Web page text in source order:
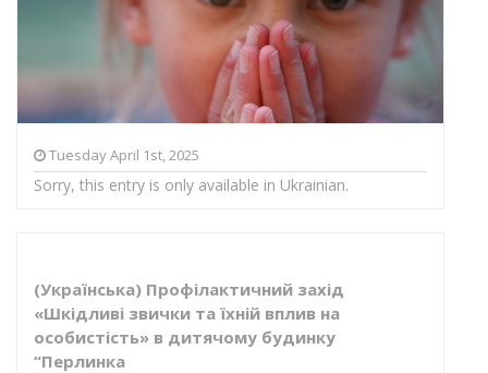
Tuesday April 1st, 2025
Sorry, this entry is only available in Ukrainian.
(Українська) Профілактичний захід
«Шкідливі звички та їхній вплив на
особистість» в дитячому будинку
“Перлинка